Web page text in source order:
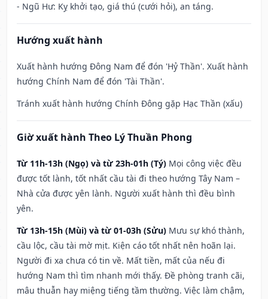
- Ngũ Hư: Kỵ khởi tạo, giá thú (cưới hỏi), an táng.
Hướng xuất hành
Xuất hành hướng Đông Nam để đón 'Hỷ Thần'. Xuất hành
hướng Chính Nam để đón 'Tài Thần'.
Tránh xuất hành hướng Chính Đông gặp Hạc Thần (xấu)
Giờ xuất hành Theo Lý Thuần Phong
Từ 11h-13h (Ngọ) và từ 23h-01h (Tý) Mọi công việc đều
được tốt lành, tốt nhất cầu tài đi theo hướng Tây Nam –
Nhà cửa được yên lành. Người xuất hành thì đều bình
yên.
Từ 13h-15h (Mùi) và từ 01-03h (Sửu) Mưu sự khó thành,
cầu lộc, cầu tài mờ mịt. Kiện cáo tốt nhất nên hoãn lại.
Người đi xa chưa có tin về. Mất tiền, mất của nếu đi
hướng Nam thì tìm nhanh mới thấy. Đề phòng tranh cãi,
mâu thuẫn hay miệng tiếng tầm thường. Việc làm chậm,